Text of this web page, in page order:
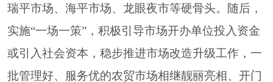
瑞平市场、海平市场、龙眼夜市等硬骨头。随后，
实施“一场一策”，积极引导市场开办单位投入资金
或引入社会资本，稳步推进市场改造升级工作，一
批管理好、服务优的农贸市场相继靓丽亮相、开门